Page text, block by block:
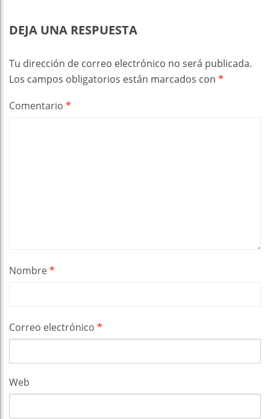
DEJA UNA RESPUESTA
Tu dirección de correo electrónico no será publicada.
Los campos obligatorios están marcados con *
Comentario *
Nombre*
Correo electrónico *
Web